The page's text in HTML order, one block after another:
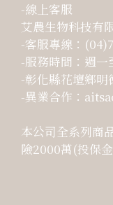
-線上客服
艾農生物科技有
-客服專線：
-服務時間：週
-彰化縣花壇鄉明
-異業合作：
本公司全系列商
險2000萬(投保